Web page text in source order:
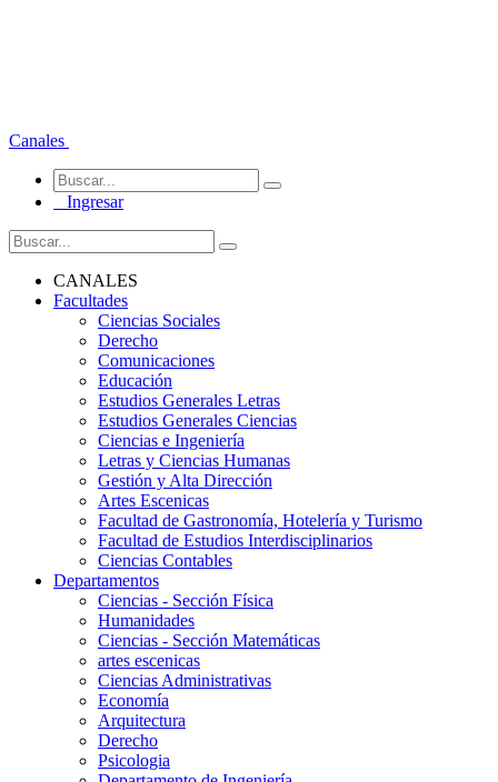
Canales
Ingresar
CANALES
Facultades
Ciencias Sociales
Derecho
Comunicaciones
Educación
Estudios Generales Letras
Estudios Generales Ciencias
Ciencias e Ingeniería
Letras y Ciencias Humanas
Gestión y Alta Dirección
Artes Escenicas
Facultad de Gastronomía, Hotelería y Turismo
Facultad de Estudios Interdisciplinarios
Ciencias Contables
Departamentos
Ciencias - Sección Física
Humanidades
Ciencias - Sección Matemáticas
artes escenicas
Ciencias Administrativas
Economía
Arquitectura
Derecho
Psicologia